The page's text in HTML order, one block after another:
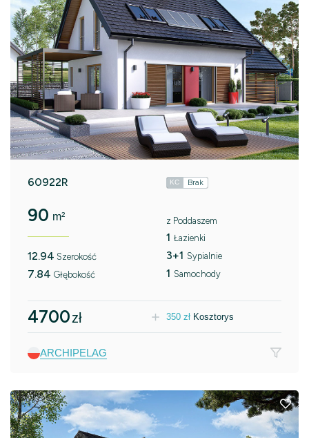
60922R KC Brak
90 m²
12.94 Szerokość
7.84 Głębokość
z Poddaszem
1 Łazienki
3+1 Sypialnie
1 Samochody
4700zł 350 zł Kosztorys
ARCHIPELAG